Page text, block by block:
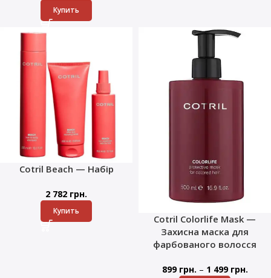
Купить
Cotril Beach — Набір
2 782 грн.
Купить
Cotril Colorlife Mask —
Захисна маска для
фарбованого волосся
899 грн. – 1 499 грн.